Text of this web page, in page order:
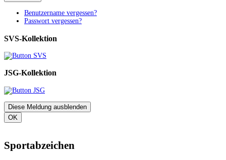
Benutzername vergessen?
Passwort vergessen?
SVS-Kollektion
JSG-Kollektion
Diese Meldung ausblenden
OK
Sportabzeichen